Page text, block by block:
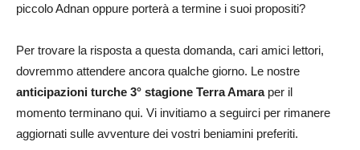
piccolo Adnan oppure porterà a termine i suoi propositi?
Per trovare la risposta a questa domanda, cari amici lettori,
dovremmo attendere ancora qualche giorno. Le nostre
anticipazioni turche 3° stagione Terra Amaraper il
momento terminano qui. Vi invitiamo a seguirci per rimanere
aggiornati sulle avventure dei vostri beniamini preferiti.